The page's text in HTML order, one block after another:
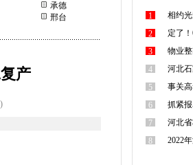
承德
邢台
产
1
相约
2
定了
3
物业
4
河北
5
事关
6
抓紧
7
河北
8
2022